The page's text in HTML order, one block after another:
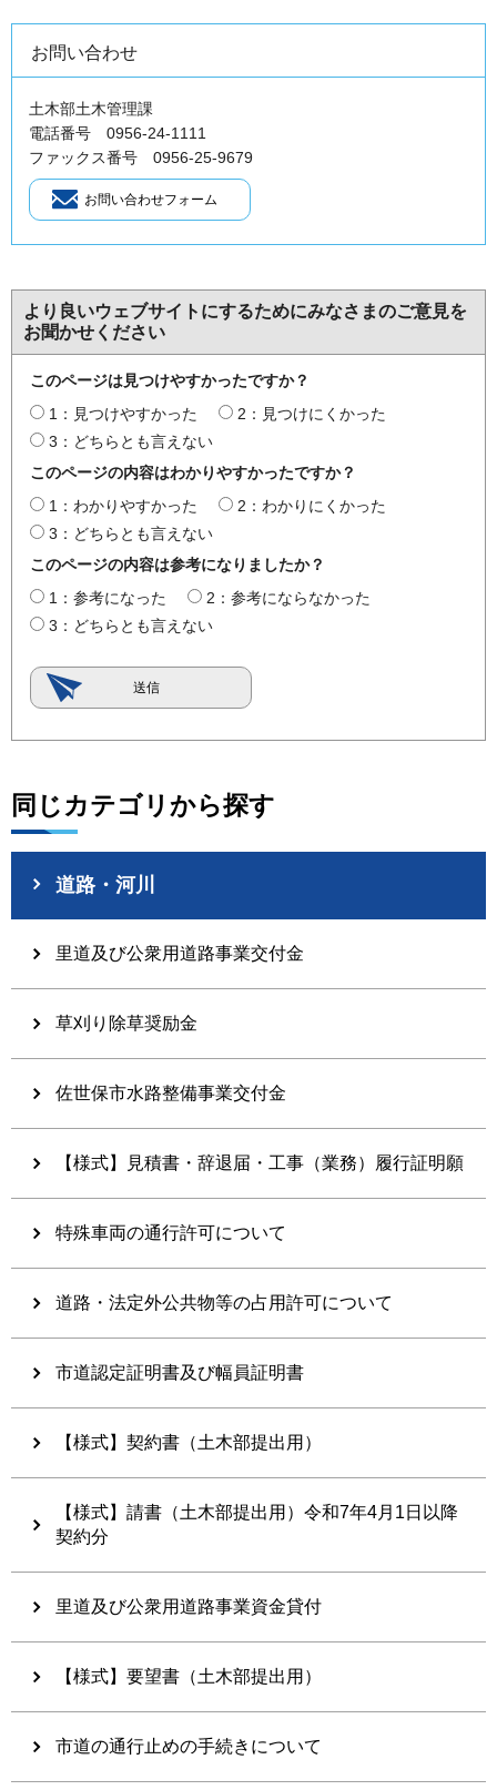
お問い合わせ
土木部土木管理課
電話番号 0956-24-1111
ファックス番号 0956-25-9679
より良いウェブサイトにするためにみなさまのご意見を
お聞かせください
このページは見つけやすかったですか？
1：見つけやすかった
2：見つけにくかった
3：どちらとも言えない
このページの内容はわかりやすかったですか？
1：わかりやすかった
2：わかりにくかった
3：どちらとも言えない
このページの内容は参考になりましたか？
1：参考になった
2：参考にならなかった
3：どちらとも言えない
同じカテゴリから探す
道路・河川
里道及び公衆用道路事業交付金
草刈り除草奨励金
佐世保市水路整備事業交付金
【様式】見積書・辞退届・工事（業務）履行証明願
特殊車両の通行許可について
道路・法定外公共物等の占用許可について
市道認定証明書及び幅員証明書
【様式】契約書（土木部提出用）
【様式】請書（土木部提出用）令和7年4月1日以降
契約分
里道及び公衆用道路事業資金貸付
【様式】要望書（土木部提出用）
市道の通行止めの手続きについて